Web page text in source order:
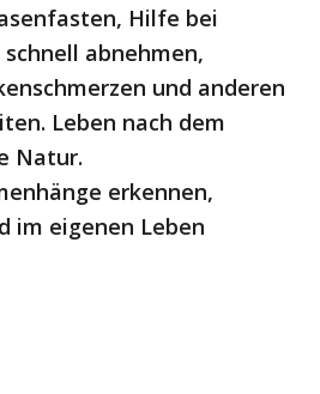
Hilfe bei
abnehmen,
und anderen
Leben nach dem
Natur.
erkennen,
im eigenen Leben